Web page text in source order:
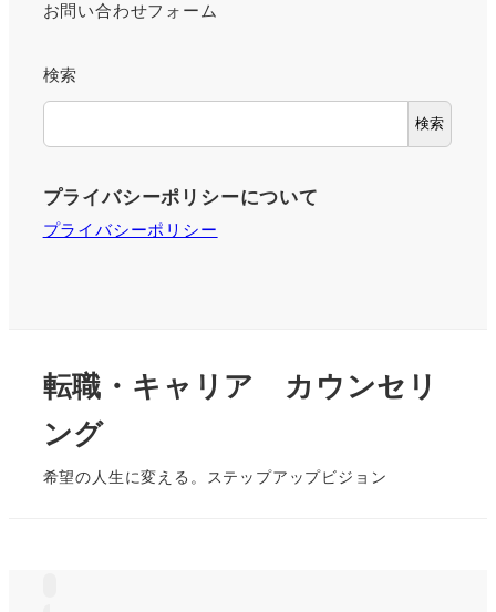
お問い合わせフォーム
検索
検索
プライバシーポリシーについて
プライバシーポリシー
転職・キャリア カウンセリ
ング
希望の人生に変える。ステップアップビジョン